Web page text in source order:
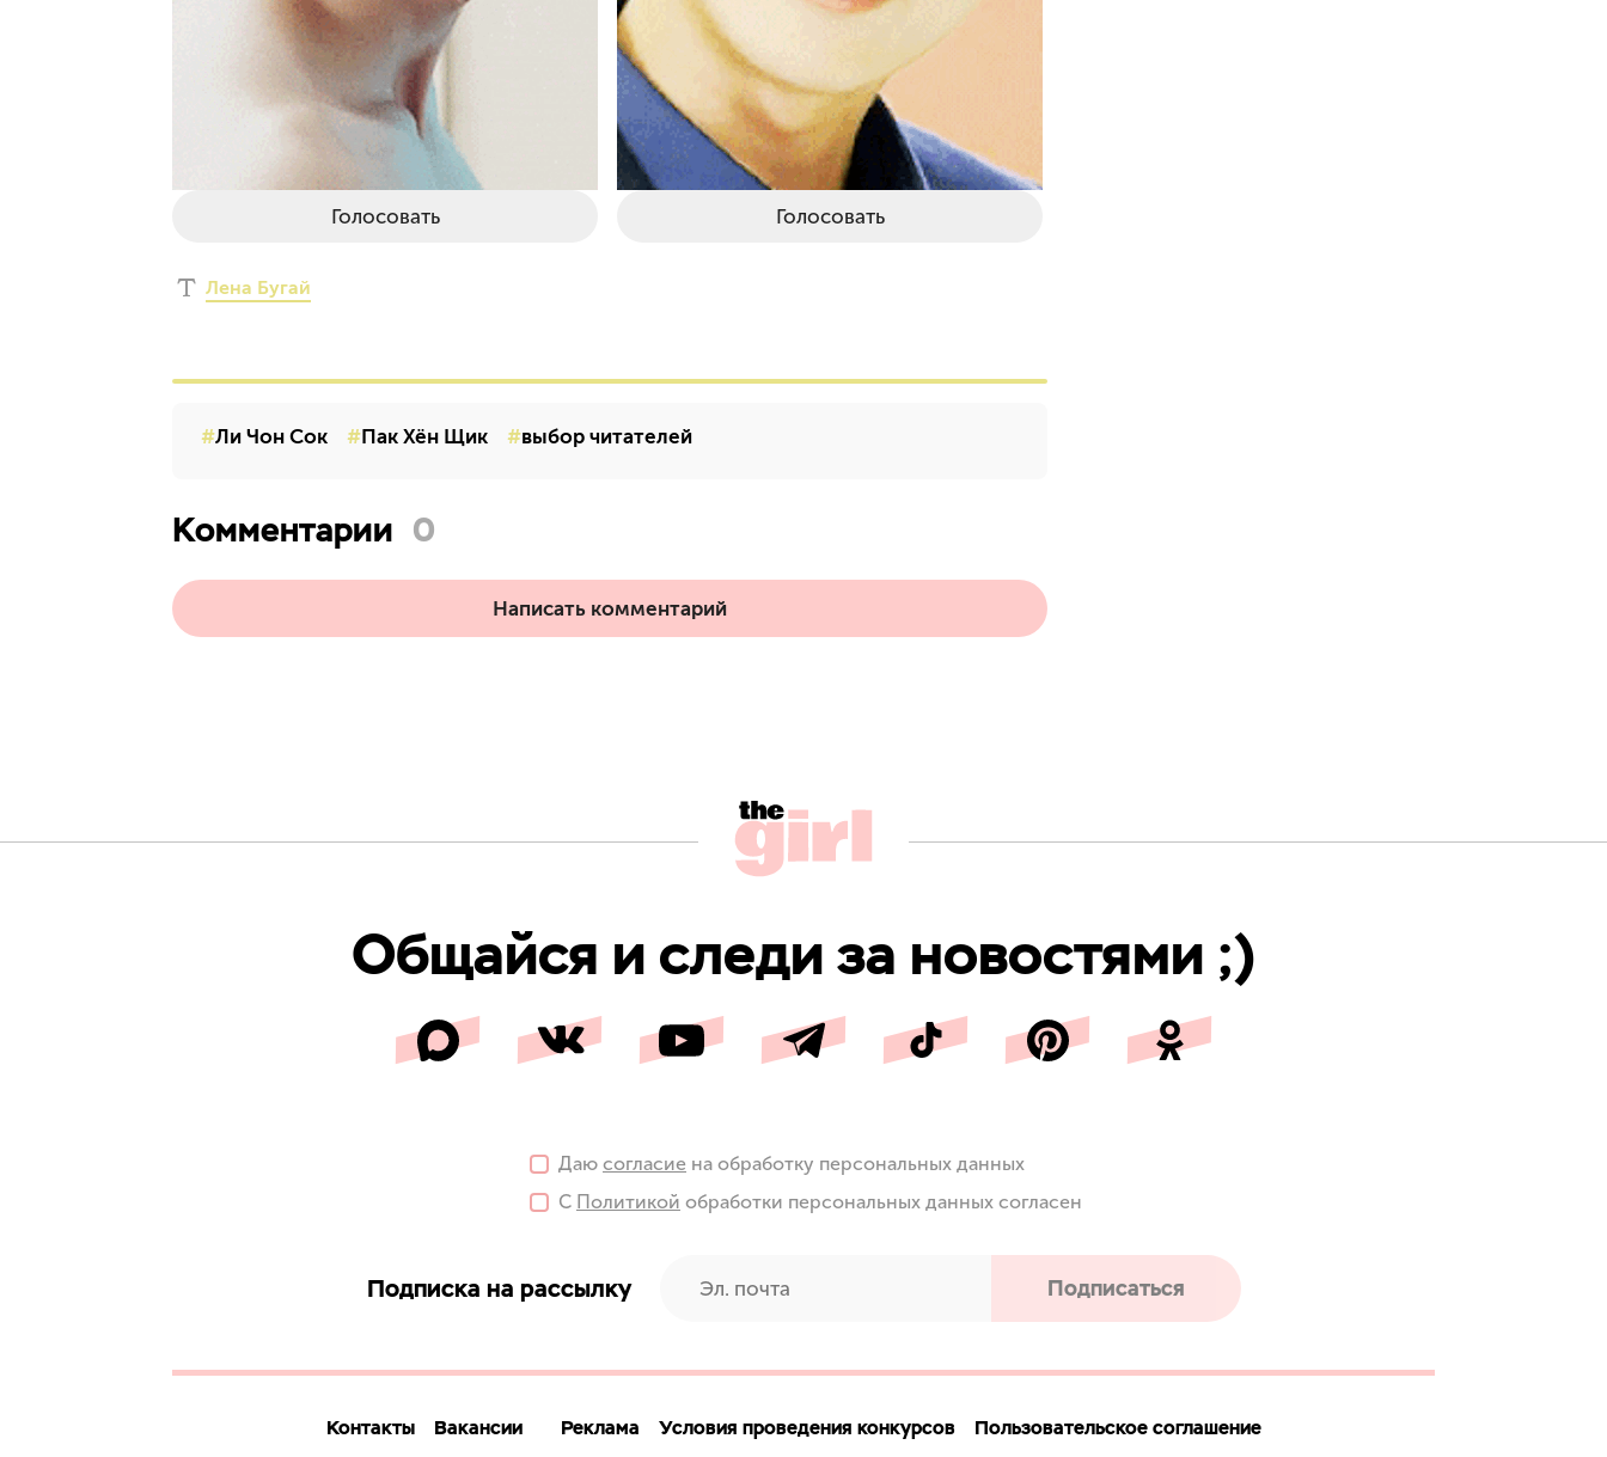
Голосовать Голосовать
Лена Бугай
Ли Чон Сок Пак Хён Щик выбор читателей
Комментарии 0
Написать комментарий
Общайся и следи за новостями ;)
Даю согласие на обработку персональных данных
С Политикой обработки персональных данных согласен
Подписка на рассылку Подписаться
Контакты Вакансии Реклама Условия проведения конкурсов
Пользовательское соглашение